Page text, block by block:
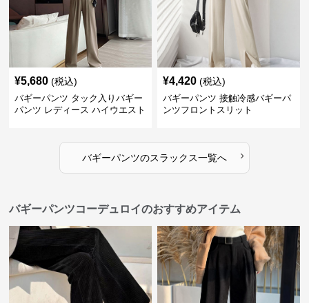
¥5,680 (税込)
バギーパンツ タック入りバギー
パンツ レディース ハイウエスト
¥4,420 (税込)
バギーパンツ 接触冷感バギーパ
ンツフロントスリット
バギーパンツのスラックス一覧へ ›
バギーパンツコーデュロイのおすすめアイテム